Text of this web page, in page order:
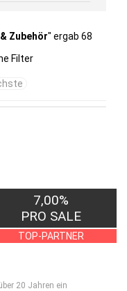
Zubehör" ergab 68
Filter
7,00%
PRO SALE
TOP-PARTNER
20 Jahren ein